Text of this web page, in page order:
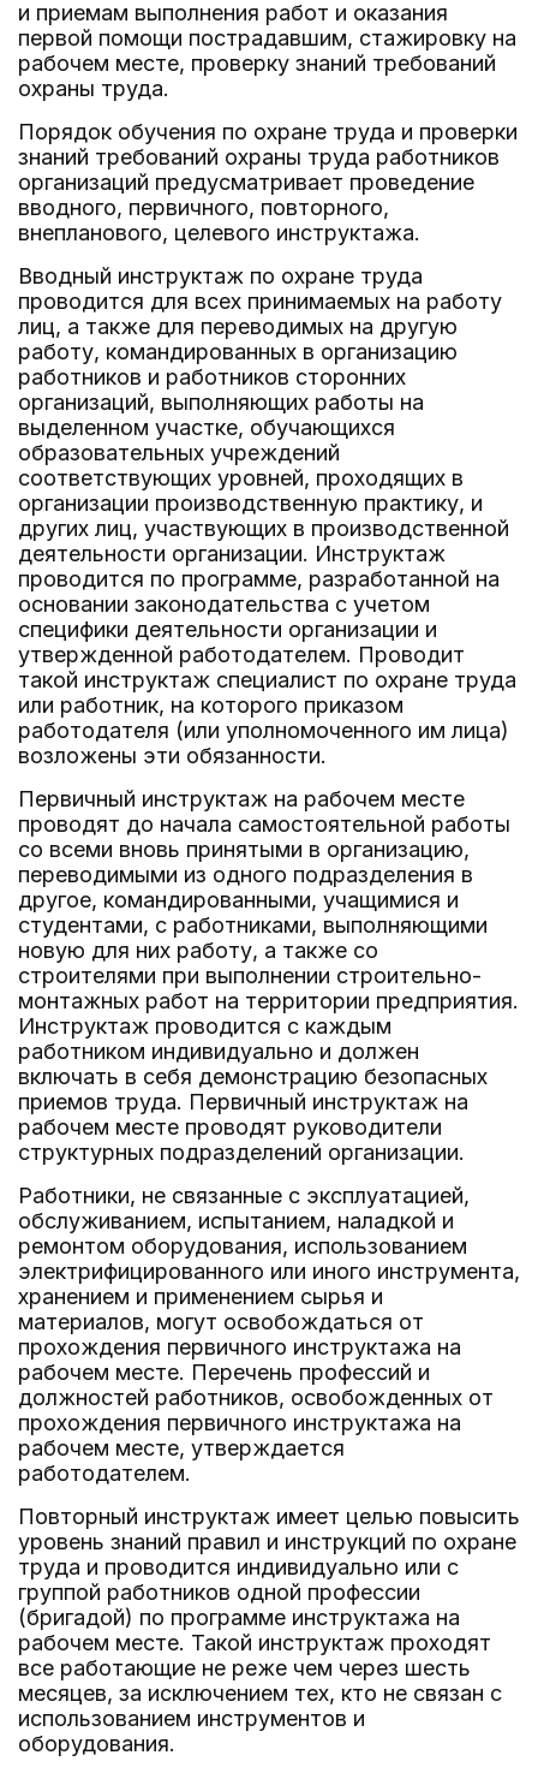
и приемам выполнения работ и оказания
первой помощи пострадавшим, стажировку на
рабочем месте, проверку знаний требований
охраны труда.
Порядок обучения по охране труда и проверки
знаний требований охраны труда работников
организаций предусматривает проведение
вводного, первичного, повторного,
внепланового, целевого инструктажа.
Вводный инструктаж по охране труда
проводится для всех принимаемых на работу
лиц, а также для переводимых на другую
работу, командированных в организацию
работников и работников сторонних
организаций, выполняющих работы на
выделенном участке, обучающихся
образовательных учреждений
соответствующих уровней, проходящих в
организации производственную практику, и
других лиц, участвующих в производственной
деятельности организации. Инструктаж
проводится по программе, разработанной на
основании законодательства с учетом
специфики деятельности организации и
утвержденной работодателем. Проводит
такой инструктаж специалист по охране труда
или работник, на которого приказом
работодателя (или уполномоченного им лица)
возложены эти обязанности.
Первичный инструктаж на рабочем месте
проводят до начала самостоятельной работы
со всеми вновь принятыми в организацию,
переводимыми из одного подразделения в
другое, командированными, учащимися и
студентами, с работниками, выполняющими
новую для них работу, а также со
строителями при выполнении строительно-
монтажных работ на территории предприятия.
Инструктаж проводится с каждым
работником индивидуально и должен
включать в себя демонстрацию безопасных
приемов труда. Первичный инструктаж на
рабочем месте проводят руководители
структурных подразделений организации.
Работники, не связанные с эксплуатацией,
обслуживанием, испытанием, наладкой и
ремонтом оборудования, использованием
электрифицированного или иного инструмента,
хранением и применением сырья и
материалов, могут освобождаться от
прохождения первичного инструктажа на
рабочем месте. Перечень профессий и
должностей работников, освобожденных от
прохождения первичного инструктажа на
рабочем месте, утверждается
работодателем.
Повторный инструктаж имеет целью повысить
уровень знаний правил и инструкций по охране
труда и проводится индивидуально или с
группой работников одной профессии
(бригадой) по программе инструктажа на
рабочем месте. Такой инструктаж проходят
все работающие не реже чем через шесть
месяцев, за исключением тех, кто не связан с
использованием инструментов и
оборудования.